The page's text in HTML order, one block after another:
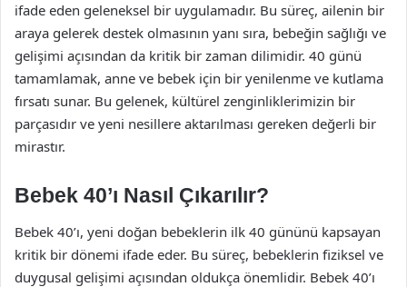
ifade eden geleneksel bir uygulamadır. Bu süreç, ailenin bir
araya gelerek destek olmasının yanı sıra, bebeğin sağlığı ve
gelişimi açısından da kritik bir zaman dilimidir. 40 günü
tamamlamak, anne ve bebek için bir yenilenme ve kutlama
fırsatı sunar. Bu gelenek, kültürel zenginliklerimizin bir
parçasıdır ve yeni nesillere aktarılması gereken değerli bir
mirastır.
Bebek 40’ı Nasıl Çıkarılır?
Bebek 40’ı, yeni doğan bebeklerin ilk 40 gününü kapsayan
kritik bir dönemi ifade eder. Bu süreç, bebeklerin fiziksel ve
duygusal gelişimi açısından oldukça önemlidir. Bebek 40’ı